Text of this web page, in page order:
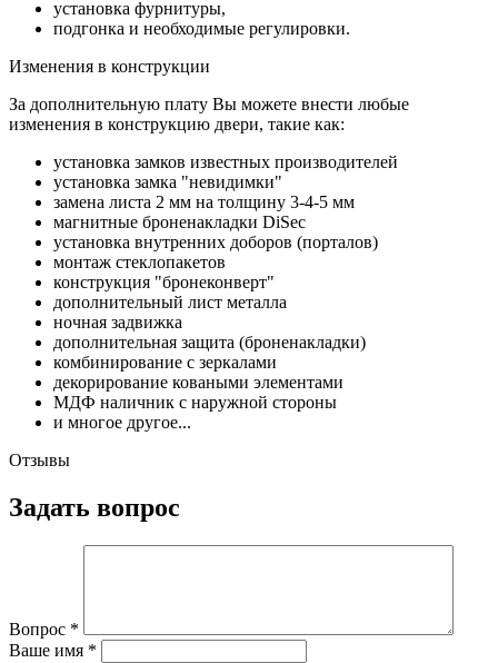
установка фурнитуры,
подгонка и необходимые регулировки.
Изменения в конструкции
За дополнительную плату Вы можете внести любые
изменения в конструкцию двери, такие как:
установка замков известных производителей
установка замка "невидимки"
замена листа 2 мм на толщину 3-4-5 мм
магнитные броненакладки DiSec
установка внутренних доборов (порталов)
монтаж стеклопакетов
конструкция "бронеконверт"
дополнительный лист металла
ночная задвижка
дополнительная защита (броненакладки)
комбинирование с зеркалами
декорирование коваными элементами
МДФ наличник с наружной стороны
и многое другое...
Отзывы
Задать вопрос
Вопрос *
Ваше имя *